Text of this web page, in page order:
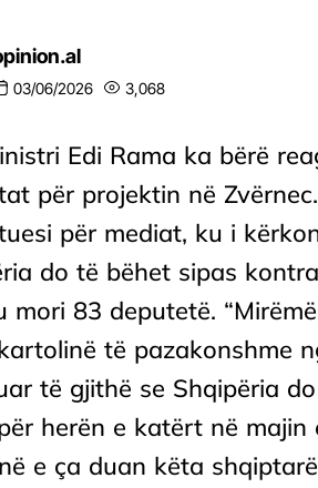
03/06/2026 3,068
Edi Rama ka bërë
për projektin në
për mediat, ku i
do të bëhet sipas
mori 83 deputetë.
të pazakonshme
të gjithë se Shqipëria
herën e katërt në
e ça duan këta